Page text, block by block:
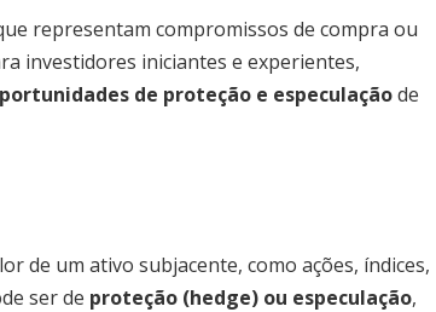
representam compromissos de compra ou
investidores iniciantes e experientes,
de proteção e especulaçãode
de um ativo subjacente, como ações, índices,
ser de proteção (hedge) ou especulação,